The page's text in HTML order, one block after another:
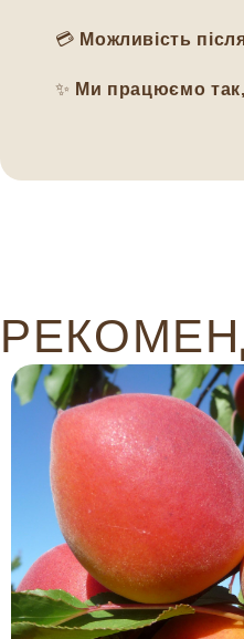
💳 Можливість
✨ Ми працюємо